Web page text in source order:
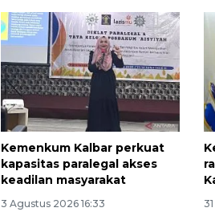
Kemenkum Kalbar perkuat
kapasitas paralegal akses
keadilan masyarakat
3 Agustus 2026 16:33